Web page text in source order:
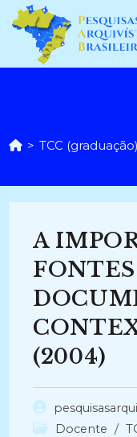
para
conteúdo
> TCC (graduação)
A
FONTES
(2004)
Autor
do
Categoria
Docente /